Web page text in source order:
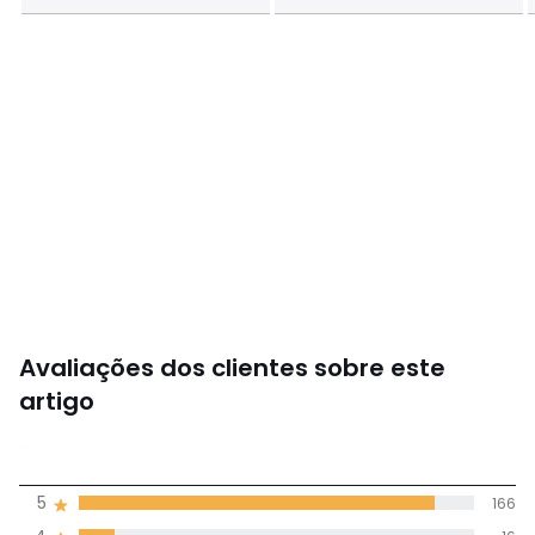
Avaliações dos clientes sobre este
artigo
4,9
(184)
5 166